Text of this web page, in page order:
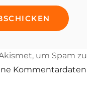
um Spam zu
Kommentardaten